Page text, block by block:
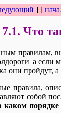
] [
7.1. Что
правилам,
а
они пройдут, а
правила,
собой